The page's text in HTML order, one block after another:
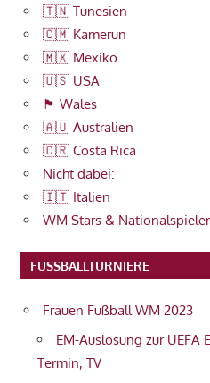
🇹🇳 Tunesien
🇨🇲 Kamerun
🇲🇽 Mexiko
🇺🇸 USA
🏴󠁧󠁢󠁷󠁬󠁳󠁿 Wales
🇦🇺 Australien
🇨🇷 Costa Rica
Nicht dabei:
🇮🇹 Italien
WM Stars &
FUSSBALLTURNIERE
Frauen Fußball WM 2023
EM-Auslosung zur UEFA
Termin, TV